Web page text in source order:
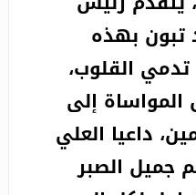
تبون بهذه
تدمي القلوب،
إلى
داعيا العلي
جميل الصبر